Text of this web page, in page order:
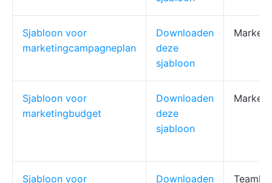
Sjabloon voor
marketingcampagneplan
Downloaden
deze
sjabloon
Sjabloon voor
marketingbudget
Downloaden
deze
sjabloon
Sjabloon voor
Downloaden